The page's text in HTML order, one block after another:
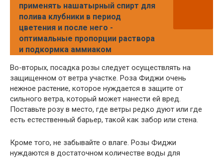
применять нашатырный спирт для
полива клубники в период
цветения и после него -
оптимальные пропорции раствора
и подкормка аммиаком
Во-вторых, посадка розы следует осуществлять на
защищенном от ветра участке. Роза Фиджи очень
нежное растение, которое нуждается в защите от
сильного ветра, который может нанести ей вред.
Поставьте розу в место, где ветры редко дуют или где
есть естественный барьер, такой как забор или стена.
Кроме того, не забывайте о влаге. Розы Фиджи
нуждаются в достаточном количестве воды для